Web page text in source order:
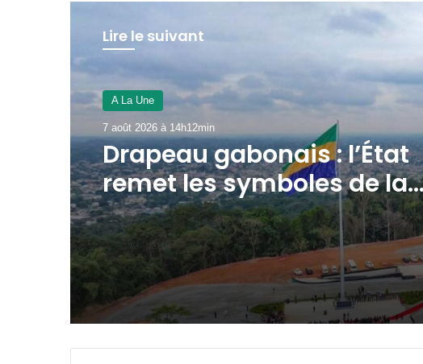
Lire le suivant
A La Une
6 août 2026 à 20h41min
CIPV : Le Gabon muscle sa
stratégie contre les
nuisibles transfrontaliers